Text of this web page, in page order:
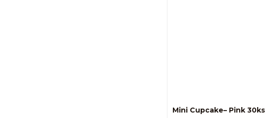
Mini Cupcake– Pink 30ks